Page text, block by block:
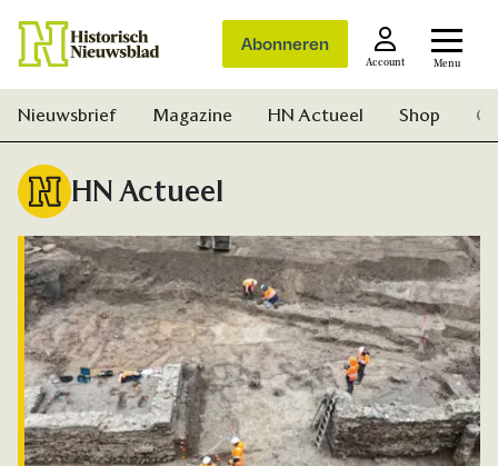
Abonneren
Account Menu
Nieuwsbrief Magazine HN Actueel Shop
HN Actueel